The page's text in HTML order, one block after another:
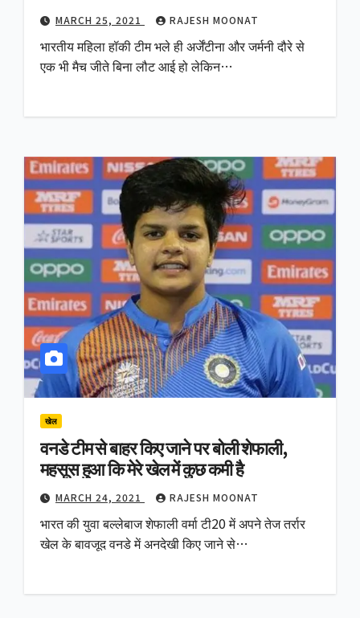
MARCH 25, 2021 RAJESH MOONAT
भारतीय महिला हॉकी टीम भले ही अर्जेंटीना और जर्मनी दौरे से
एक भी मैच जीते बिना लौट आई हो लेकिन…
खेल
वनडे टीम से बाहर किए जाने पर बोली शेफाली,
महसूस हुआ कि मेरे खेल में कुछ कमी है
MARCH 24, 2021 RAJESH MOONAT
भारत की युवा बल्लेबाज शेफाली वर्मा टी20 में अपने तेज तर्रार
खेल के बावजूद वनडे में अनदेखी किए जाने से…